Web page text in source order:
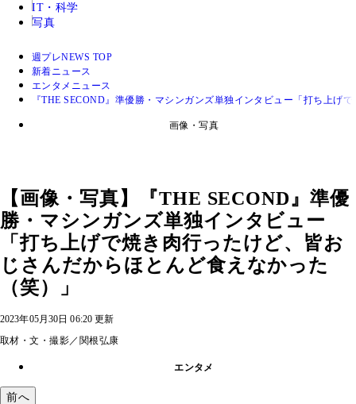
IT・科学
写真
週プレNEWS TOP
新着ニュース
エンタメニュース
『THE SECOND』準優勝・マシンガンズ単独インタビュー「打ち上げ
画像・写真
【画像・写真】『THE SECOND』準優
勝・マシンガンズ単独インタビュー
「打ち上げで焼き肉行ったけど、皆お
じさんだからほとんど食えなかった
（笑）」
2023年05月30日 06:20 更新
取材・文・撮影／関根弘康
エンタメ
前へ